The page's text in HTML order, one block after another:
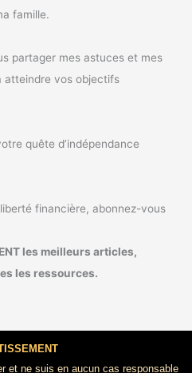
famille.
partager mes astuces et mes
atteindre vos objectifs
quête d’indépendance
financière, abonnez-vous
les meilleurs articles,
les ressources.
et ne suis en aucun cas responsable